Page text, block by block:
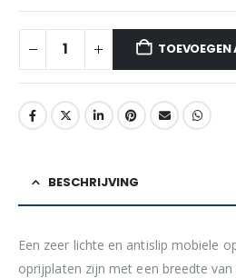
BESCHRIJVING
Een zeer lichte en antislip mobiele
oprijplaten zijn met een breedte